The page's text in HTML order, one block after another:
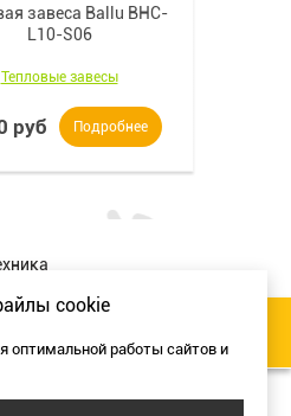
завеса Ballu BHC-
L10-S06
Тепловые завесы
руб Подробнее
cookie
работы сайтов и